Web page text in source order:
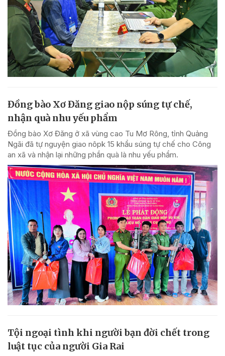
Đồng bào Xơ Đăng giao nộp súng tự chế,
nhận quà nhu yếu phẩm
Đồng bào Xơ Đăng ở xã vùng cao Tu Mơ Rông, tỉnh Quảng
Ngãi đã tự nguyện giao nôpk 15 khẩu súng tự chế cho Công
an xã và nhận lại những phần quà là nhu yếu phẩm.
Tội ngoại tình khi người bạn đời chết trong
luật tục của người Gia Rai